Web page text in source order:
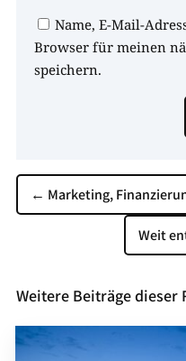
Name, E-Mail-
Browser für meinen
speichern.
← Marketing,
Weit
Weitere Beiträge